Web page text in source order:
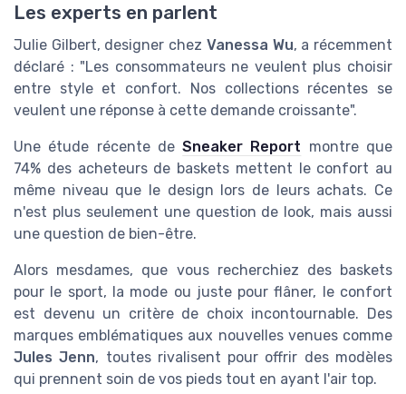
Les experts en parlent
Julie Gilbert, designer chez Vanessa Wu, a récemment
déclaré : "Les consommateurs ne veulent plus choisir
entre style et confort. Nos collections récentes se
veulent une réponse à cette demande croissante".
Une étude récente deSneaker Report montre que
74% des acheteurs de baskets mettent le confort au
même niveau que le design lors de leurs achats. Ce
n'est plus seulement une question de look, mais aussi
une question de bien-être.
Alors mesdames, que vous recherchiez des baskets
pour le sport, la mode ou juste pour flâner, le confort
est devenu un critère de choix incontournable. Des
marques emblématiques aux nouvelles venues comme
Jules Jenn, toutes rivalisent pour offrir des modèles
qui prennent soin de vos pieds tout en ayant l'air top.